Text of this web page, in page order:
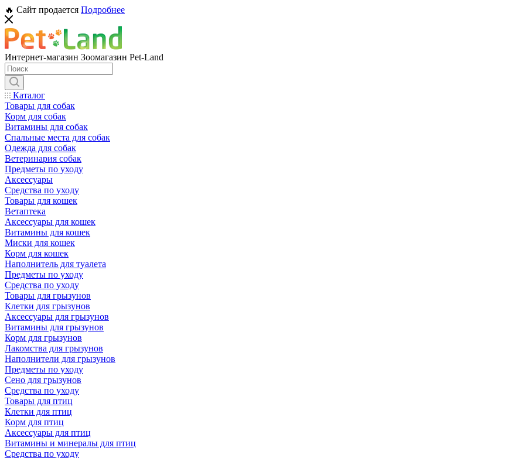
🔥 Сайт продается Подробнее
Интернет-магазин Зоомагазин Pet-Land
Каталог
Товары для собак
Корм для собак
Витамины для собак
Спальные места для собак
Одежда для собак
Ветеринария собак
Предметы по уходу
Аксессуары
Средства по уходу
Товары для кошек
Ветаптека
Аксессуары для кошек
Витамины для кошек
Миски для кошек
Корм для кошек
Наполнитель для туалета
Предметы по уходу
Средства по уходу
Товары для грызунов
Клетки для грызунов
Аксессуары для грызунов
Витамины для грызунов
Корм для грызунов
Лакомства для грызунов
Наполнители для грызунов
Предметы по уходу
Сено для грызунов
Средства по уходу
Товары для птиц
Клетки для птиц
Корм для птиц
Аксессуары для птиц
Витамины и минералы для птиц
Средства по уходу